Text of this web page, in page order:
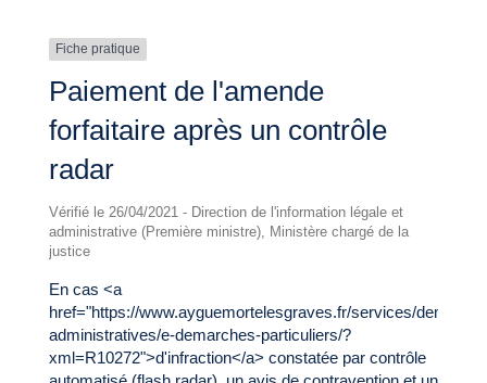
Fiche pratique
Paiement de l'amende
forfaitaire après un contrôle
radar
Vérifié le 26/04/2021 - Direction de l'information légale et
administrative (Première ministre), Ministère chargé de la
justice
En cas <a
href="https://www.ayguemortelesgraves.fr/services/
administratives/e-demarches-particuliers/?
xml=R10272">d'infraction</a> constatée par contrôle